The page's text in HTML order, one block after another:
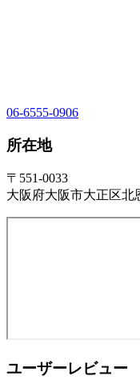
06-6555-0906
所在地
〒551-0033
大阪府大阪市大正区北
ユーザーレビュー